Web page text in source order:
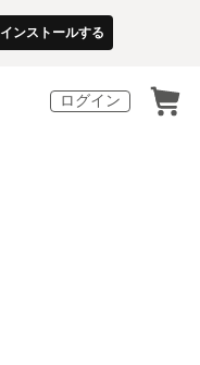
インストールする
ログイン